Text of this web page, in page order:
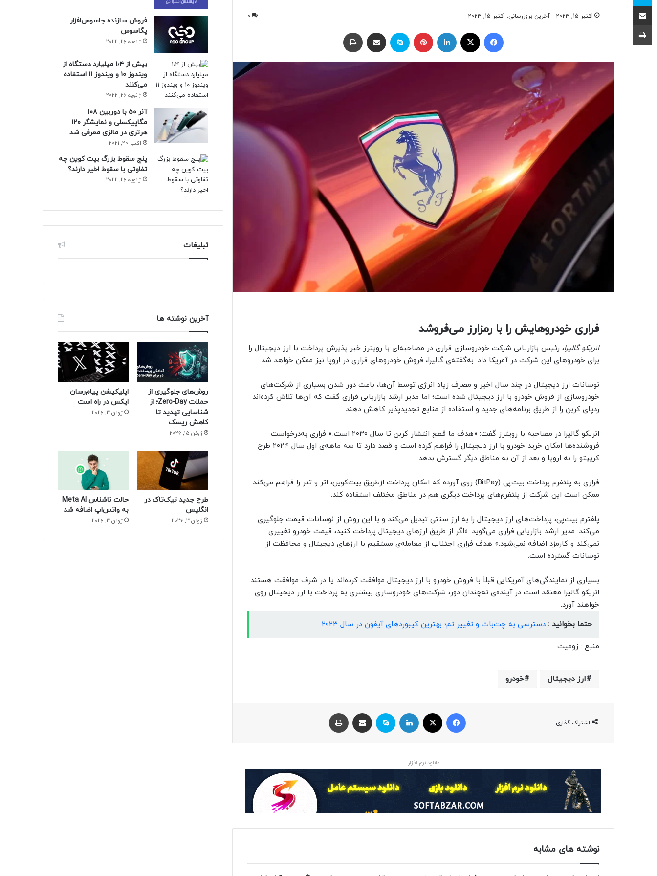
اکتبر 15, 2023 آخرین بروزرسانی: اکتبر 15, 2023 0
ایکس
فراری خودروهایش را با رمزارز می‌فروشد
انریکو گالیرا، رئیس بازاریابی شرکت خودروسازی فراری در مصاحبه‌ای با رویترز خبر پذیرش پرداخت با ارز دیجیتال را
برای خودروهای این شرکت در آمریکا داد. به‌گفته‌ی گالیرا، فروش خودروهای فراری در اروپا نیز ممکن خواهد شد.
نوسانات ارز دیجیتال در چند سال اخیر و مصرف زیاد انرژی توسط آن‌ها، باعث دور شدن بسیاری از شرکت‌های
خودروسازی از فروش خودرو با ارز دیجیتال شده است؛ اما مدیر ارشد بازاریابی فراری گفت که آن‌ها تلاش کرده‌اند
ردپای کربن را از طریق برنامه‌های جدید و استفاده از منابع تجدیدپذیر کاهش دهند.
انریکو گالیرا در مصاحبه با رویترز گفت: «هدف ما قطع انتشار کربن تا سال ۲۰۳۰ است.» فراری به‌درخواست
فروشنده‌ها امکان خرید خودرو با ارز دیجیتال را فراهم کرده است و قصد دارد تا سه ماهه‌ی اول سال ۲۰۲۴ طرح
کریپتو را به اروپا و بعد از آن به مناطق دیگر گسترش بدهد.
فراری به پلتفرم پرداخت بیت‌پی (BitPay) روی آورده که امکان پرداخت ازطریق بیت‌کوین، اتر و تتر را فراهم می‌کند.
ممکن است این شرکت از پلتفرم‌های پرداخت دیگری هم در مناطق مختلف استفاده کند.
پلفترم بیت‌پی، پرداخت‌های ارز دیجیتال را به ارز سنتی تبدیل می‌کند و با این روش از نوسانات قیمت جلوگیری
می‌کند. مدیر ارشد بازاریابی فراری می‌گوید: «اگر از طریق ارزهای دیجیتال پرداخت کنید، قیمت‌ خودرو تغییری
نمی‌کند و کارمزد اضافه نمی‌شود.» هدف فراری اجتناب از معامله‌ی مستقیم با ارزهای دیجیتال و محافظت از
نوسانات گسترده است.
بسیاری از نمایندگی‌های آمریکایی قبلاً با فروش خودرو با ارز دیجیتال موافقت کرده‌اند یا در شرف موافقت هستند.
انریکو گالیرا معتقد است در آینده‌ی نه‌چندان دور، شرکت‌های خودروسازی بیشتری به پرداخت با ارز دیجیتال روی
خواهند آورد.
حتما بخوانید : دسترسی به چت‌بات و تغییر تم؛ بهترین کیبوردهای آیفون در سال ۲۰۲۳
منبع : زومیت
ارز دیجیتال خودرو
اشتراک گذاری
ایکس
دانلود نرم افزار
نوشته های مشابه
فروش سازنده جاسوس‌افزار
پگاسوس
ژانویه 26, 2022
بیش از ۱٫۴ میلیارد دستگاه از
ویندوز ۱۰ و ویندوز ۱۱ استفاده
می‌کنند
ژانویه 26, 2022
آنر ۵۰ با دوربین ۱۰۸
مگاپیکسلی و نمایشگر ۱۲۰
هرتزی در مالزی معرفی شد
اکتبر 20, 2021
پنج سقوط بزرگ بیت کوین چه
تفاوتی با سقوط اخیر دارند؟
ژانویه 26, 2022
تبلیغات
آخرین نوشته ها
روش‌های جلوگیری از
حملات Zero-Day؛ از
شناسایی تهدید تا
کاهش ریسک
ژوئن 15, 2026
اپلیکیشن پیام‌رسان
ایکس در راه است
ژوئن 3, 2026
طرح جدید تیک‌تاک در
انگلیس
ژوئن 3, 2026
حالت ناشناس Meta AI
به واتس‌اپ اضافه شد
ژوئن 3, 2026